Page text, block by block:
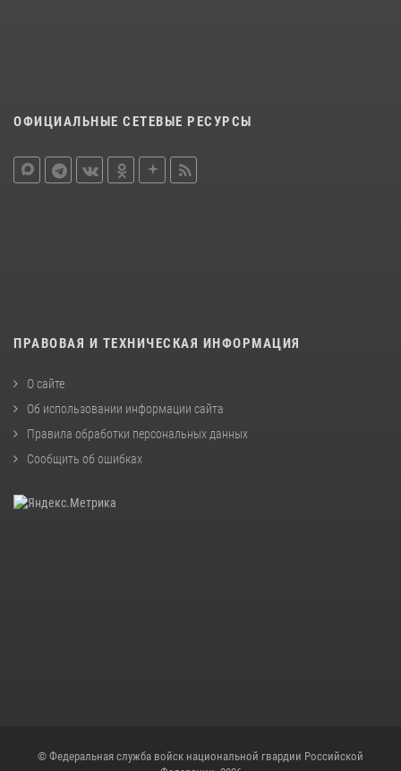
ОФИЦИАЛЬНЫЕ СЕТЕВЫЕ РЕСУРСЫ
ПРАВОВАЯ И ТЕХНИЧЕСКАЯ ИНФОРМАЦИЯ
О сайте
Об использовании информации сайта
Правила обработки персональных данных
Сообщить об ошибках
© Федеральная служба войск национальной гвардии Российской